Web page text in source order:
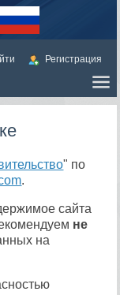
Регистрация
" по
.
сайта
не
на